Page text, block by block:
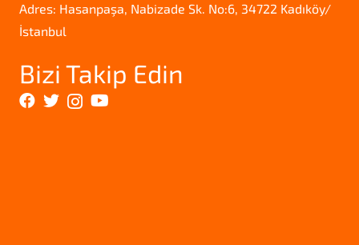
Adres: Hasanpaşa, Nabizade Sk. No:6, 34722 Kadıköy/
İstanbul
Bizi Takip Edin